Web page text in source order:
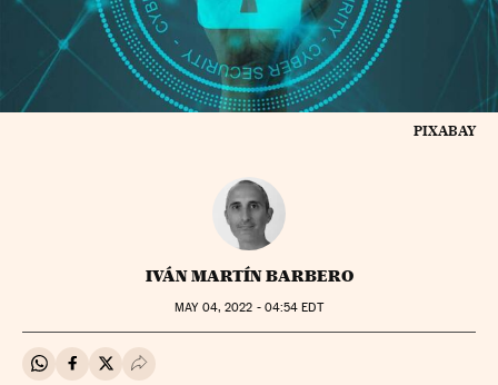
PIXABAY
IVÁN MARTÍN BARBERO
MAY04, 2022 - 04:54 EDT
Compartir en Whatsapp
Compartir en Facebook
Compartir en Twitter
Desplegar Redes Sociales